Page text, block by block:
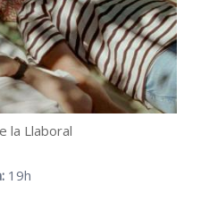
la Llaboral
19h